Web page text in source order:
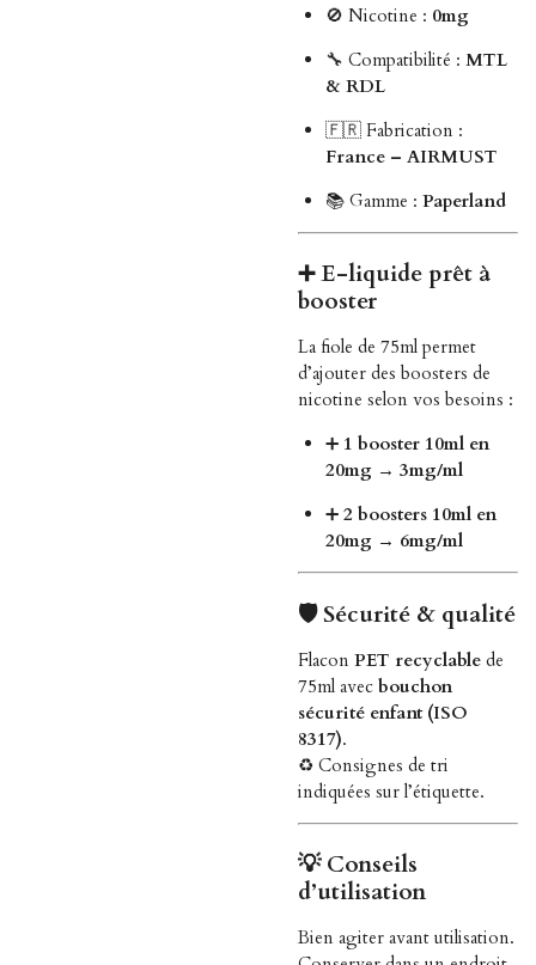
🚫 Nicotine : 0mg
🔧 Compatibilité : MTL
& RDL
🇫🇷 Fabrication :
France – AIRMUST
📚 Gamme : Paperland
➕E-liquide prêt à
booster
La fiole de 75ml permet
d’ajouter des boosters de
nicotine selon vos besoins :
➕ 1 booster 10ml en
20mg→ 3mg/ml
➕ 2 boosters 10ml en
20mg→ 6mg/ml
🛡️Sécurité & qualité
Flacon PET recyclable de
75ml avec bouchon
sécurité enfant (ISO
8317).
♻️ Consignes de tri
indiquées sur l’étiquette.
💡Conseils
d’utilisation
Bien agiter avant utilisation.